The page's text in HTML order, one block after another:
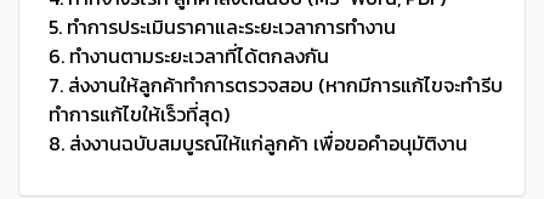
5. ทำการประเมินราคาและระยะเวลาการทำงาน
6. ทำงานตามระยะเวลาที่ได้ตกลงกัน
7. ส่งงานให้ลูกค้าทำการตรวจสอบ (หากมีการแก้ไขจะทำรีบ
ทำการแก้ไขให้เร็วที่สุด)
8. ส่งงานฉบับสมบูรณ์ให้แก่ลูกค้า เพื่อขอคำอนุมัติงาน